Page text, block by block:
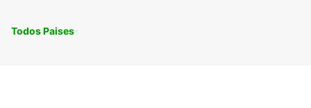
Todos Paises